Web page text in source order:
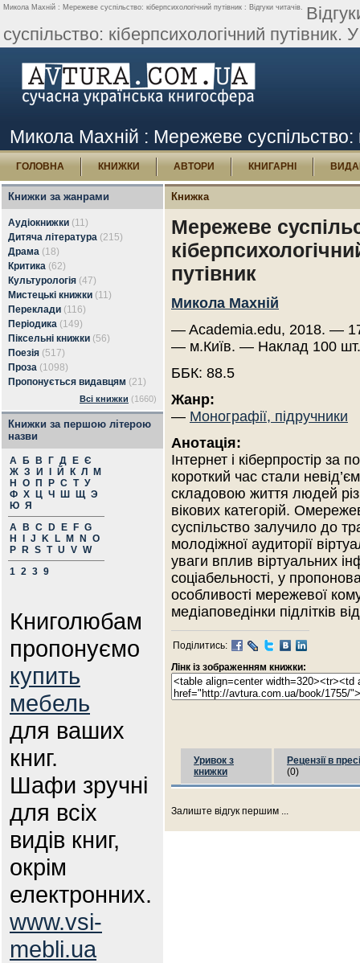
Микола Махній : Мережеве суспільство: кіберпсихологічний путівник : Відгуки читачів.
суспільство: кіберпсихологічний
Микола Махній : Мережеве суспільство:
ГОЛОВНА КНИЖКИ АВТОРИ КНИГАРНІ
Книжки за жанрами
Аудіокнижки (11)
Дитяча література (215)
Драма (18)
Критика (62)
Культурологія (47)
Мистецькі книжки (11)
Переклади (116)
Періодика (149)
Піксельні книжки (56)
Поезія (517)
Проза (1098)
Пропонується видавцям (21)
Всі книжки (1660)
Книжки за першою літерою
назви
А Б В Г Д Е Є
Ж З И Й К Л
М
Н
О П Р С Т У
Ф Х Ц Ч Ш Щ Э
Ю Я
A
B C D E F G
H
J K L M N
O
P
R S T U V W
1 2 3 9
Книголюбам
пропонуємо
купить
мебель
для ваших
книг.
Шафи зручні
для всіх
видів книг,
окрім
електронних.
www.vsi-
mebli.ua
Книжка
Мережеве
путівник
Микола Махній
— Academia.edu, 2018. —
— м.Київ. — Наклад 100 шт.
ББК: 88.5
Жанр:
— Монографії, підручники
Анотація:
Інтернет і кіберпростір за
короткий час стали
складовою життя людей
вікових категорій.
суспільство залучило до
молодіжної аудиторії
уваги вплив віртуальних
соціабельності, у
особливості мережевої
медіаповедінки підлітків
Поділитись:
Лінк із зображенням книжки:
Уривок з
книжки
Рецензії в пресі
(0)
Залиште відгук першим ...